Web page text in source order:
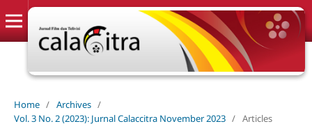
Home / Archives /
Vol. 3 No. 2 (2023): Jurnal Calaccitra November 2023 / Articles